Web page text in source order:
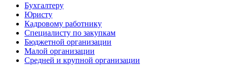
Бухгалтеру
Юристу
Кадровому работнику
Специалисту по закупкам
Бюджетной организации
Малой организации
Средней и крупной организации